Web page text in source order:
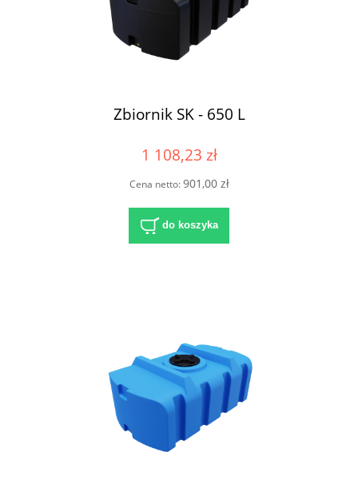
Zbiornik SK - 650 L
1 108,23 zł
Cena netto:901,00 zł
do koszyka